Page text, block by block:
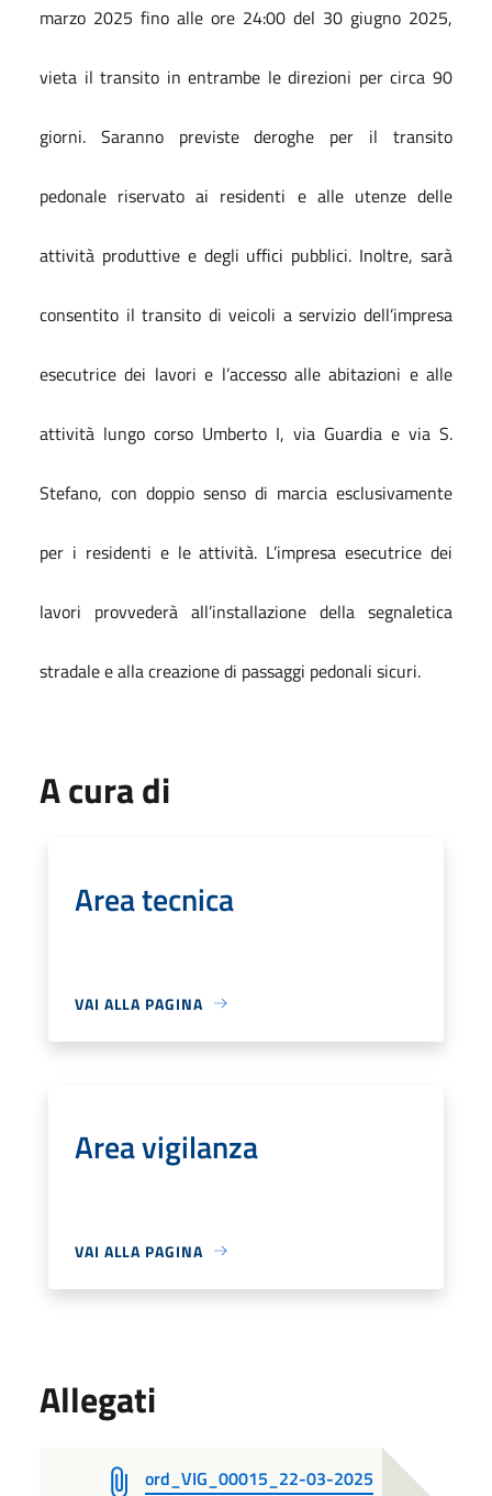
marzo 2025 fino alle ore 24:00 del 30 giugno 2025,
vieta il transito in entrambe le direzioni per circa 90
giorni. Saranno previste deroghe per il transito
pedonale riservato ai residenti e alle utenze delle
attività produttive e degli uffici pubblici. Inoltre, sarà
consentito il transito di veicoli a servizio dell’impresa
esecutrice dei lavori e l’accesso alle abitazioni e alle
attività lungo corso Umberto I, via Guardia e via S.
Stefano, con doppio senso di marcia esclusivamente
per i residenti e le attività. L’impresa esecutrice dei
lavori provvederà all’installazione della segnaletica
stradale e alla creazione di passaggi pedonali sicuri.
A cura di
Area tecnica
VAI ALLA PAGINA
Area vigilanza
VAI ALLA PAGINA
Allegati
ord_VIG_00015_22-03-2025